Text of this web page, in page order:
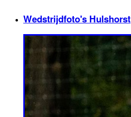
Wedstrijdfoto's Hulshorst